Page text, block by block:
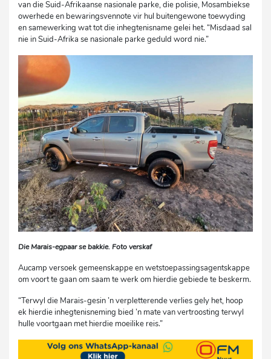
van die Suid-Afrikaanse nasionale parke, die polisie, Mosambiekse
owerhede en bewaringsvennote vir hul buitengewone toewyding
en samewerking wat tot die inhegtenisname gelei het. “Misdaad sal
nie in Suid-Afrika se nasionale parke geduld word nie.”
Die Marais-egpaar se bakkie. Foto verskaf
Aucamp versoek gemeenskappe en wetstoepassingsagentskappe
om voort te gaan om saam te werk om hierdie gebiede te beskerm.
“Terwyl die Marais-gesin ’n verpletterende verlies gely het, hoop
ek hierdie inhegtenisneming bied ’n mate van vertroosting terwyl
hulle voortgaan met hierdie moeilike reis.”